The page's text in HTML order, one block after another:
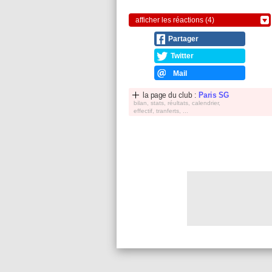
afficher les réactions (4)
Partager
Twitter
Mail
la page du club : Paris SG
bilan, stats, réultats, calendrier,
effectif, tranferts, ...